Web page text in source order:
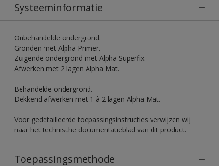
Systeeminformatie
Onbehandelde ondergrond.
Gronden met Alpha Primer.
Zuigende ondergrond met Alpha Superfix.
Afwerken met 2 lagen Alpha Mat.
Behandelde ondergrond.
Dekkend afwerken met 1 à 2 lagen Alpha Mat.
Voor gedetailleerde toepassingsinstructies verwijzen wij
naar het technische documentatieblad van dit product.
Toepassingsmethode